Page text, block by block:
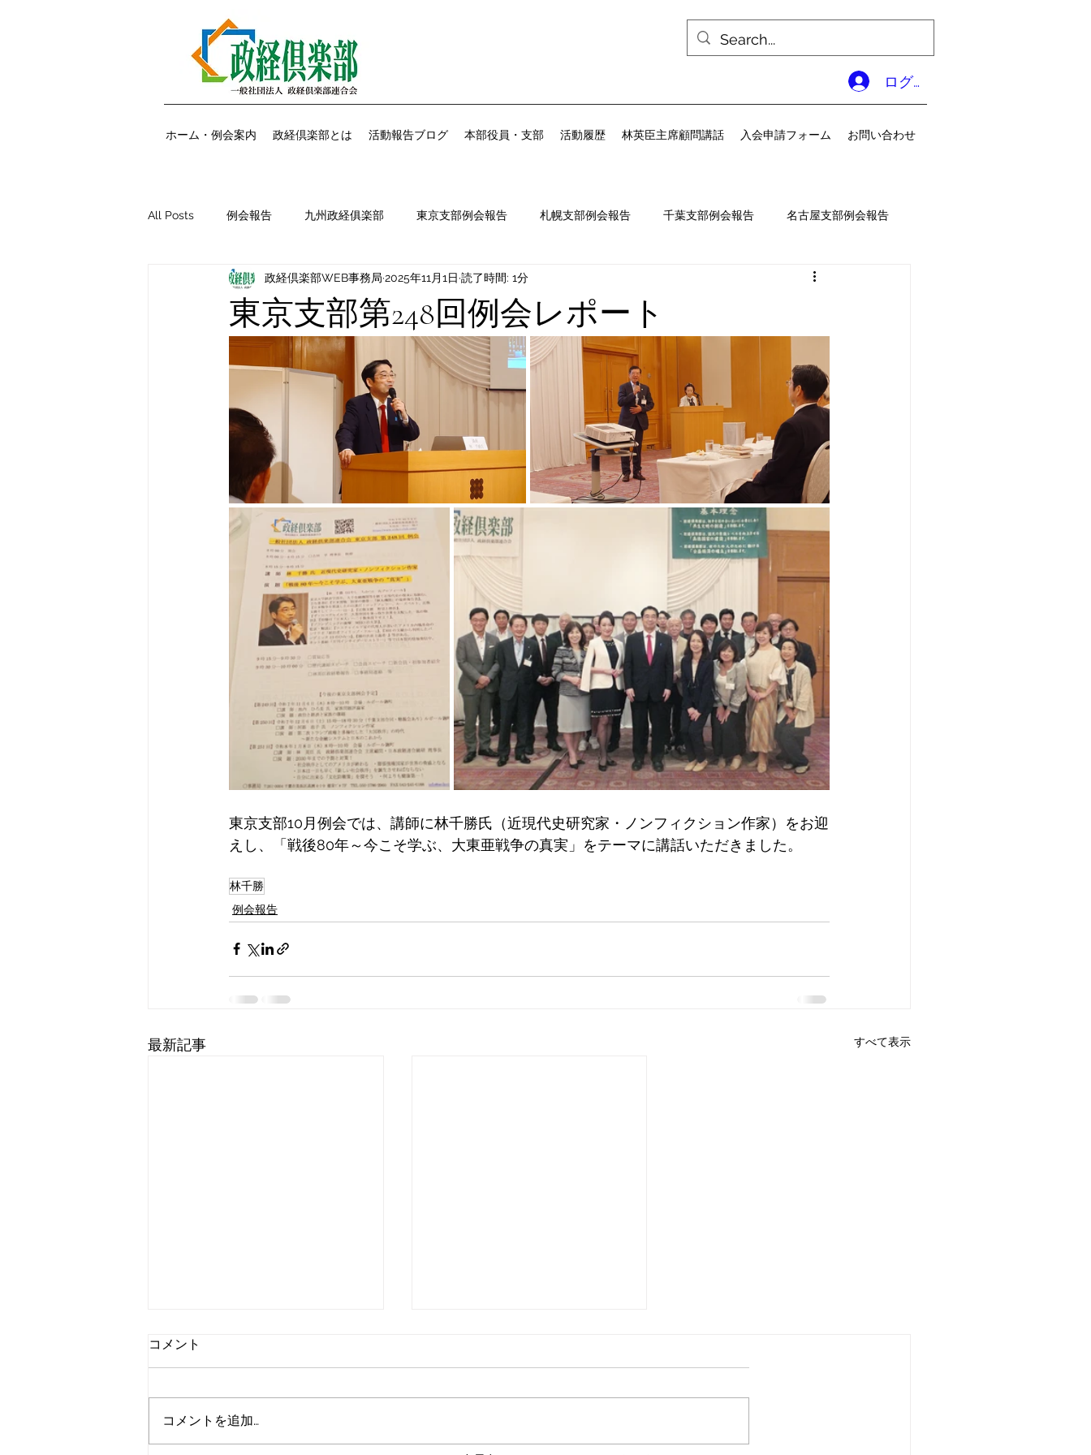
ログイン
ホーム・例会案内 政経倶楽部とは 活動報告ブログ 本部役員・支部 活動履歴 林英臣主席顧問講話 入会申請フォーム お問い合わせ
All Posts 例会報告 九州政経俱楽部 東京支部例会報告 札幌支部例会報告 千葉支部例会報告 名古屋支部例会報告
大阪支部例会報告 広島支部例会報告 九州政経倶楽部例会報告
東京支部第248回例会レポート
政経倶楽部WEB事務局 2025年11月1日 読了時間: 1分
東京支部10月例会では、講師に林千勝氏（近現代史研究家・ノンフィクション作家）をお迎
えし、「戦後80年～今こそ学ぶ、大東亜戦争の真実」をテーマに講話いただきました。
林千勝
例会報告
最新記事 すべて表示
コメント
コメントを追加…